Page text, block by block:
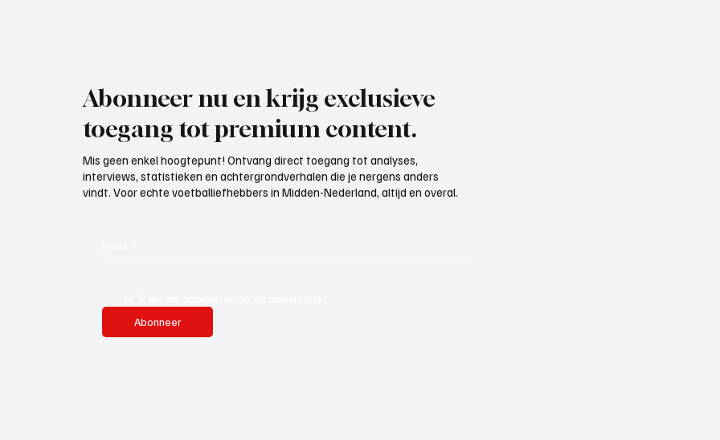
Abonneer nu en krijg exclusieve
toegang tot premium content.
Mis geen enkel hoogtepunt! Ontvang direct toegang tot analyses,
interviews, statistieken en achtergrondverhalen die je nergens anders
vindt. Voor echte voetballiefhebbers in Midden-Nederland, altijd en overal.
Abonneer